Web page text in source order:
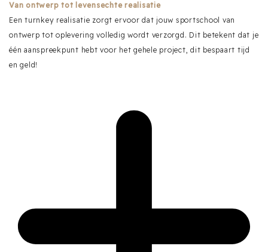
Van ontwerp tot levensechte realisatie
Een turnkey realisatie zorgt ervoor dat jouw sportschool van
ontwerp tot oplevering volledig wordt verzorgd. Dit betekent dat je
één aanspreekpunt hebt voor het gehele project, dit bespaart tijd
en geld!